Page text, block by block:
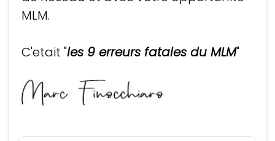
MLM.
C'etait "les 9 erreurs fatales du MLM"